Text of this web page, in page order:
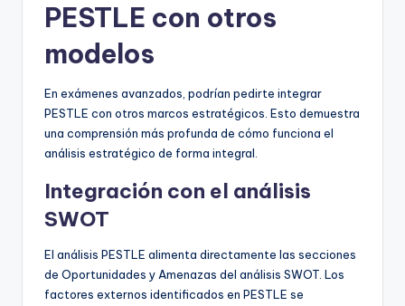
PESTLE con otros
modelos
En exámenes avanzados, podrían pedirte integrar
PESTLE con otros marcos estratégicos. Esto demuestra
una comprensión más profunda de cómo funciona el
análisis estratégico de forma integral.
Integración con el análisis
SWOT
El análisis PESTLE alimenta directamente las secciones
de Oportunidades y Amenazas del análisis SWOT. Los
factores externos identificados en PESTLE se